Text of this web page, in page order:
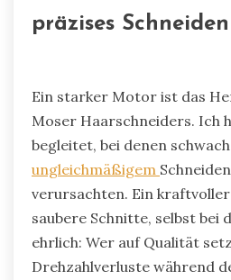
präzises Schneiden
Ein starker Motor ist das
Moser Haarschneiders. Ich
begleitet, bei denen
ungleichmäßigem
verursachten. Ein
saubere Schnitte, selbst bei
ehrlich: Wer auf Qualität
Drehzahlverluste während